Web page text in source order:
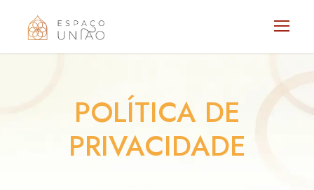
POLÍTICA DE
PRIVACIDADE